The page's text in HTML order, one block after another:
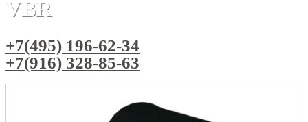
VBR
+7(495) 196-62-34
+7(916) 328-85-63